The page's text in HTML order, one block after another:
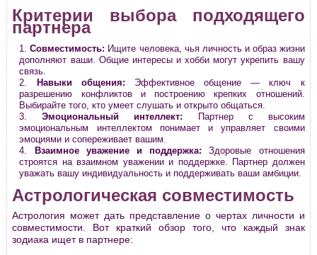
Критерии выбора подходящего
партнера
Совместимость: Ищите человека, чья личность и образ жизни
дополняют ваши. Общие интересы и хобби могут укрепить вашу
связь.
Навыки общения: Эффективное общение — ключ к
разрешению конфликтов и построению крепких отношений.
Выбирайте того, кто умеет слушать и открыто общаться.
Эмоциональный интеллект: Партнер с высоким
эмоциональным интеллектом понимает и управляет своими
эмоциями и сопереживает вашим.
Взаимное уважение и поддержка: Здоровые отношения
строятся на взаимном уважении и поддержке. Партнер должен
уважать вашу индивидуальность и поддерживать ваши амбиции.
Астрологическая совместимость
Астрология может дать представление о чертах личности и
совместимости. Вот краткий обзор того, что каждый знак
зодиака ищет в партнере: